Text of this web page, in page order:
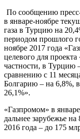
По сообщению
в январе-ноябре
газа в Турцию на
периодом прошлого
ноябре 2017 года
целевого для
частности, в Турцию
сравнению с 11
Болгарию – на 6,8%,
26,1%».
«Газпромом» в
дальнее зарубежье
2016 года – до 175